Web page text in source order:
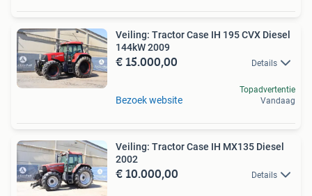
Veiling: Tractor Case IH 195 CVX Diesel
144kW 2009
€ 15.000,00 Details
Bezoek website
Topadvertentie
Vandaag
Veiling: Tractor Case IH MX135 Diesel
2002
€ 10.000,00 Details